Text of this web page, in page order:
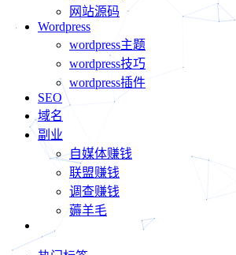
网站源码
Wordpress
wordpress主题
wordpress技巧
wordpress插件
SEO
域名
副业
自媒体赚钱
联盟赚钱
调查赚钱
薅羊毛